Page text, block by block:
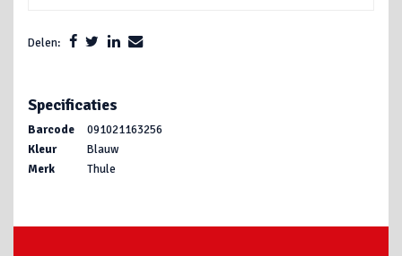
Delen:
Specificaties
Barcode
091021163256
Kleur
Blauw
Merk
Thule